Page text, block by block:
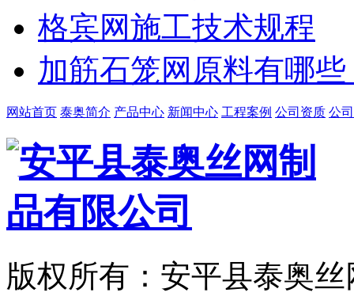
格宾网施工技术规程
加筋石笼网原料有哪些
网站首页 泰奥简介 产品中心 新闻中心 工程案例 公司资质 公
版权所有：安平县泰奥